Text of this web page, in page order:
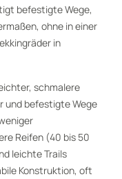
befestigte Wege,
ohne in einer
in
schmalere
und befestigte Wege
Reifen (40 bis 50
leichte Trails
Konstruktion, oft